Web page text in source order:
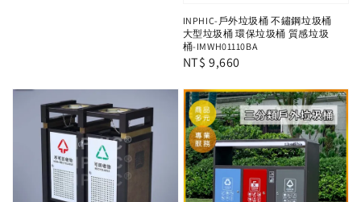
INPHIC-戶外垃圾桶 不鏽鋼垃圾桶
大型垃圾桶 環保垃圾桶 質感垃圾
桶-IMWH01110BA
Regular
NT$ 9,660